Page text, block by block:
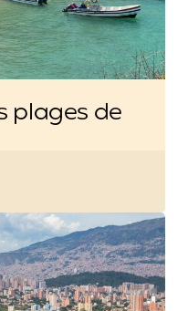
plages de